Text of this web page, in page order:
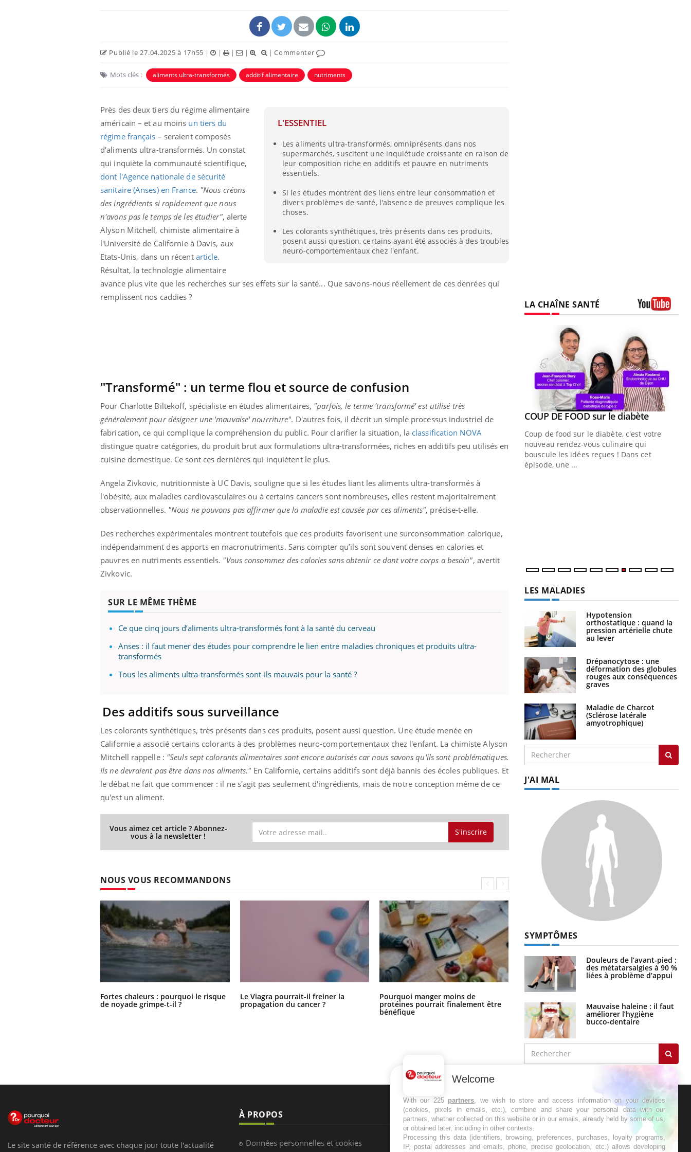
Publié le 27.04.2025 à 17h55 | | | | |Commenter
Mots clés : aliments ultra-transformés additif alimentaire nutriments
L'ESSENTIEL
Les aliments ultra-transformés, omniprésents dans nos
supermarchés, suscitent une inquiétude croissante en raison de
leur composition riche en additifs et pauvre en nutriments
essentiels.
Si les études montrent des liens entre leur consommation et
divers problèmes de santé, l'absence de preuves complique les
choses.
Les colorants synthétiques, très présents dans ces produits,
posent aussi question, certains ayant été associés à des troubles
neuro-comportementaux chez l'enfant.
Près des deux tiers du régime alimentaire
américain – et au moins un tiers du
régime français – seraient composés
d'aliments ultra-transformés. Un constat
qui inquiète la communauté scientifique,
dont l'Agence nationale de sécurité
sanitaire (Anses) en France. "Nous créons
des ingrédients si rapidement que nous
n'avons pas le temps de les étudier", alerte
Alyson Mitchell, chimiste alimentaire à
l'Université de Californie à Davis, aux
Etats-Unis, dans un récent article.
Résultat, la technologie alimentaire
avance plus vite que les recherches sur ses effets sur la santé... Que savons-nous réellement de ces denrées qui
remplissent nos caddies ?
"Transformé" : un terme flou et source de confusion
Pour Charlotte Biltekoff, spécialiste en études alimentaires, "parfois, le terme 'transformé' est utilisé très
généralement pour désigner une 'mauvaise' nourriture". D'autres fois, il décrit un simple processus industriel de
fabrication, ce qui complique la compréhension du public. Pour clarifier la situation, la classification NOVA
distingue quatre catégories, du produit brut aux formulations ultra-transformées, riches en additifs peu utilisés en
cuisine domestique. Ce sont ces dernières qui inquiètent le plus.
Angela Zivkovic, nutritionniste à UC Davis, souligne que si les études liant les aliments ultra-transformés à
l'obésité, aux maladies cardiovasculaires ou à certains cancers sont nombreuses, elles restent majoritairement
observationnelles. "Nous ne pouvons pas affirmer que la maladie est causée par ces aliments", précise-t-elle.
Des recherches expérimentales montrent toutefois que ces produits favorisent une surconsommation calorique,
indépendamment des apports en macronutriments. Sans compter qu’ils sont souvent denses en calories et
pauvres en nutriments essentiels. "Vous consommez des calories sans obtenir ce dont votre corps a besoin", avertit
Zivkovic.
SUR LE MÊME THÈME
Ce que cinq jours d’aliments ultra-transformés font à la santé du cerveau
Anses : il faut mener des études pour comprendre le lien entre maladies chroniques et produits ultra-
transformés
Tous les aliments ultra-transformés sont-ils mauvais pour la santé ?
Des additifs sous surveillance
Les colorants synthétiques, très présents dans ces produits, posent aussi question. Une étude menée en
Californie a associé certains colorants à des problèmes neuro-comportementaux chez l'enfant. La chimiste Alyson
Mitchell rappelle : "Seuls sept colorants alimentaires sont encore autorisés car nous savons qu'ils sont problématiques.
Ils ne devraient pas être dans nos aliments." En Californie, certains additifs sont déjà bannis des écoles publiques. Et
le débat ne fait que commencer : il ne s'agit pas seulement d'ingrédients, mais de notre conception même de ce
qu'est un aliment.
Vous aimez cet article ? Abonnez-
vous à la newsletter ! S'inscrire
NOUS VOUS RECOMMANDONS
Fortes chaleurs : pourquoi le risque
de noyade grimpe-t-il ?
Le Viagra pourrait-il freiner la
propagation du cancer ?
Pourquoi manger moins de
protéines pourrait finalement être
bénéfique
Grossesse et chaleur : ce que dit la
science
LA CHAÎNE SANTÉ
Eczéma Chronique des Mains : se
préparer pour l’été !Youtube
L'été arrive… et avec lui, un tout nouveau
rythme de vie ! Vacances, plage, piscine,
soleil, activités en plein air… Nos mains
Youtube
Diabète & Ramadan 2026Youtube
Le Ramadan approche, et, pour de
nombreuses personnes atteintes de
diabète, c'est une période de questions, de
défis, mais ...
Youtube
Un « jumeau numérique » pour
faciliter l’accès à la médecine
préventiveYoutube
Un établissement lié à un groupe
numérique » permet ...
Youtube
COUP DE FOOD sur le diabèteYoutube
Coup de food sur le diabète, c'est votre
nouveau rendez-vous culinaire qui
bouscule les idées reçues ! Dans cet
épisode, une ...
LES MALADIES
Hypotension
orthostatique : quand la
pression artérielle chute
au lever
Drépanocytose : une
déformation des globules
rouges aux conséquences
graves
Maladie de Charcot
(Sclérose latérale
amyotrophique)
J'AI MAL
SYMPTÔMES
Douleurs de l’avant-pied :
des métatarsalgies à 90 %
liées à problème d’appui
Mauvaise haleine : il faut
améliorer l’hygiène
bucco-dentaire
Le site santé de référence avec chaque jour toute l'actualité
À PROPOS
Données personnelles et cookies
NEWSLETTER
Recevez toutes les semaines les meilleures
infos santé
Welcome
With our 225 partners, we wish to store and access information on your devices
(cookies, pixels in emails, etc.), combine and share your personal data with our
partners, whether collected on this website or in our emails, already held by some of us,
or obtained later, including in other contexts.
Processing this data (identifiers, browsing, preferences, purchases, loyalty programs,
IP, postal addresses and emails, phone, precise geolocation, etc.) allows developing